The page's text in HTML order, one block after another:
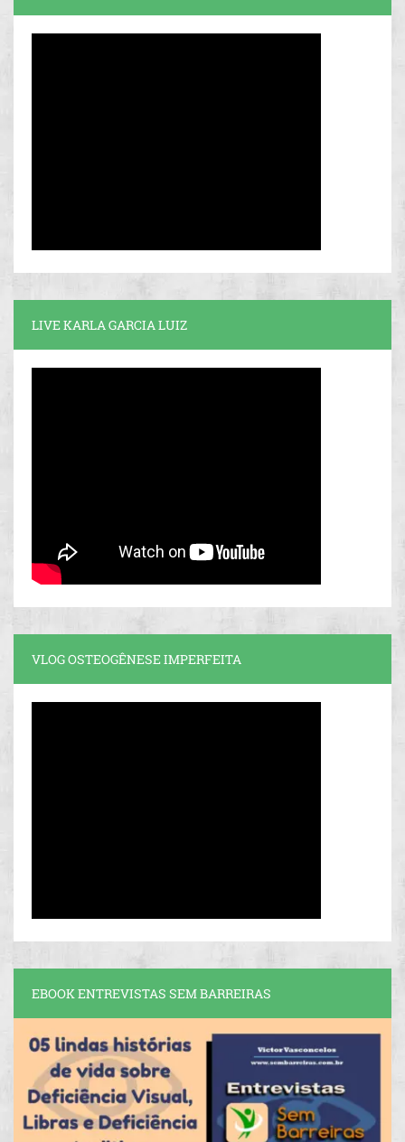
LIVE KARLA GARCIA LUIZ
VLOG OSTEOGÊNESE IMPERFEITA
EBOOK ENTREVISTAS SEM BARREIRAS